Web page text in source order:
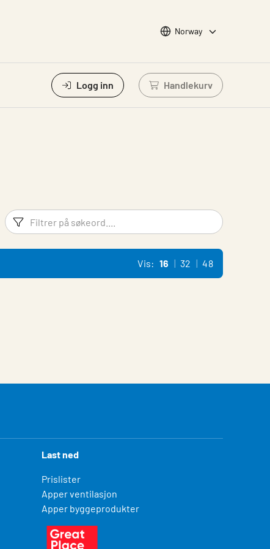
Choose languge
Norway
Logg inn Handlekurv
Logg inn for å se
Filtreringsord Filtrer
Vis: 16 32 48
Last ned
Prislister
Apper ventilasjon
Apper byggeprodukter